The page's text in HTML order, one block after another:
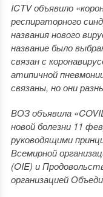
ICTV объявило
респираторного
названия нового
название было
связан с
атипичной
связаны, но они
ВОЗ объявила
новой болезни 11
руководящими
Всемирной
(OIE) и
организацией